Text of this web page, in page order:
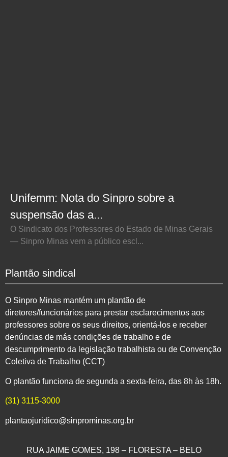
Unifemm: Nota do Sinpro sobre a
suspensão das a...
O Sindicato dos Professores do Estado de Minas Gerais
— Sinpro Minas vem a público escl...
Plantão sindical
O Sinpro Minas mantém um plantão de
diretores/funcionários para prestar esclarecimentos aos
professores sobre os seus direitos, orientá-los e receber
denúncias de más condições de trabalho e de
descumprimento da legislação trabalhista ou de Convenção
Coletiva de Trabalho (CCT)
O plantão funciona de segunda a sexta-feira, das 8h às 18h.
(31) 3115-3000
plantaojuridico@sinprominas.org.br
RUA JAIME GOMES, 198 – FLORESTA – BELO